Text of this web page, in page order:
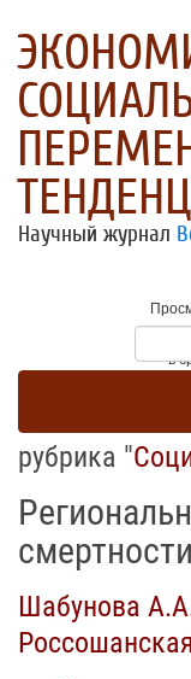
Научный журнал
* - в
рубрика "
Шабунова